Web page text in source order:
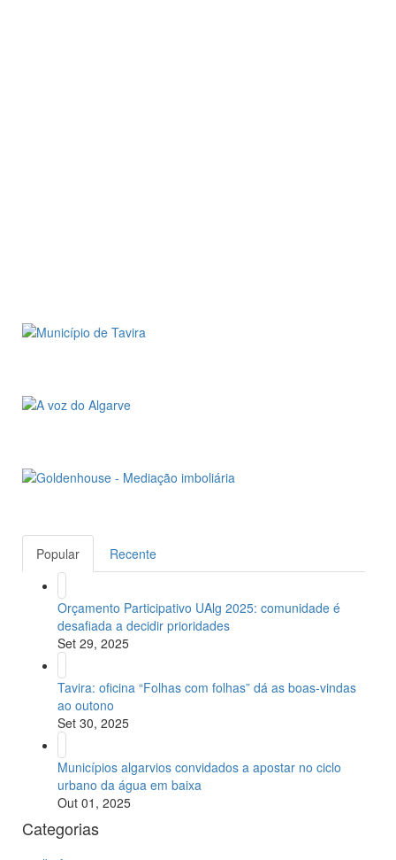
Popular Recente
Orçamento Participativo UAlg 2025: comunidade é
desafiada a decidir prioridades
Set 29, 2025
Tavira: oficina “Folhas com folhas” dá as boas-vindas
ao outono
Set 30, 2025
Municípios algarvios convidados a apostar no ciclo
urbano da água em baixa
Out 01, 2025
Categorias